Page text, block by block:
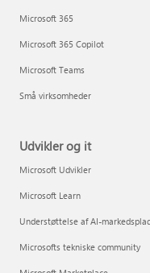
Microsoft 365
Microsoft 365 Copilot
Microsoft Teams
Små virksomheder
Udvikler og it
Microsoft Udvikler
Microsoft Learn
Understøttelse af AI-
Microsofts tekniske community